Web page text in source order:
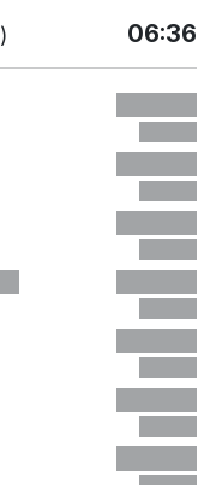
) 06:36